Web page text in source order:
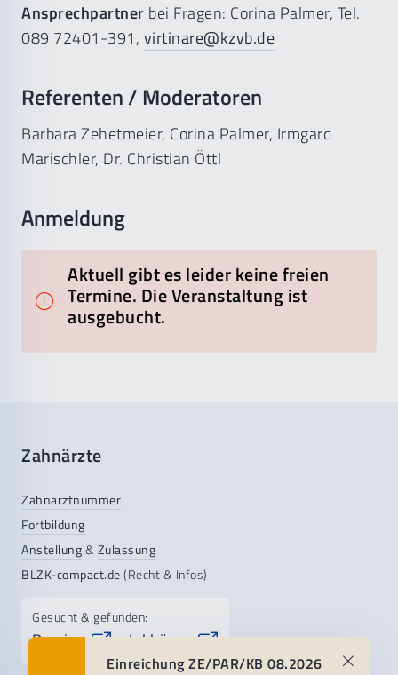
Einreichung ZE/PAR/KB 08.2026
Ansprechpartner bei Fragen: Corina Palmer, Tel.
089 72401-391, virtinare@kzvb.de
Referenten / Moderatoren
Barbara Zehetmeier, Corina Palmer, Irmgard
Marischler, Dr. Christian Öttl
Anmeldung
Aktuell gibt es leider keine freien
Termine. Die Veranstaltung ist
ausgebucht.
Zahnärzte
Zahnarztnummer
Fortbildung
Anstellung& Zulassung
BLZK-compact.de(Recht & Infos)
Gesucht & gefunden:
Praxis- Jobbörse